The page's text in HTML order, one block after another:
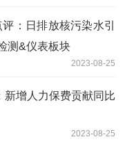
：日排放核污染水引
测&仪表板块
2023-08-25
新增人力保费贡献同比
2023-08-25